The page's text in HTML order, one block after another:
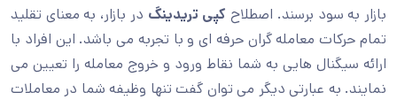
بازار به سود برسند. اصطلاح کپی تریدینگ در بازار، به معنای تقلید
تمام حرکات معامله گران حرفه ای و با تجربه می باشد. این افراد با
ارائه سیگنال هایی به شما نقاط ورود و خروج معامله را تعیین می
نمایند. به عبارتی دیگر می توان گفت تنها وظیفه شما در معاملات